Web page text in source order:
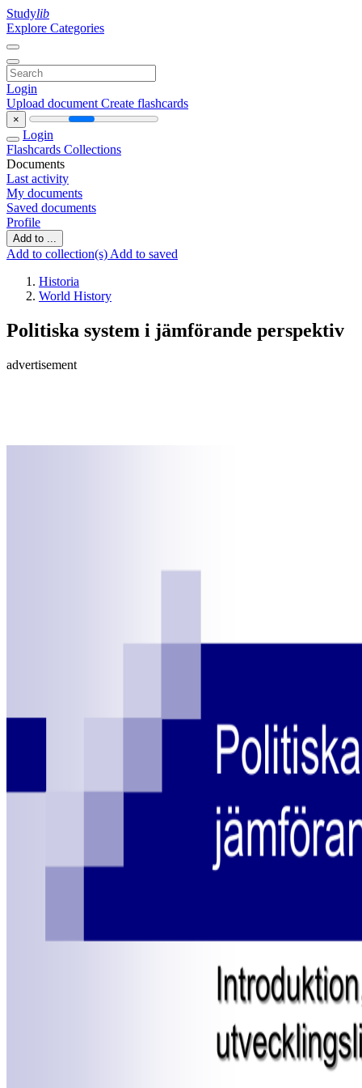
Studylib
Explore Categories
Login
Upload document Create flashcards
×
Login
Flashcards Collections
Documents
Last activity
My documents
Saved documents
Profile
Add to ...
Add to collection(s) Add to saved
Historia
World History
Politiska system i jämförande perspektiv
advertisement